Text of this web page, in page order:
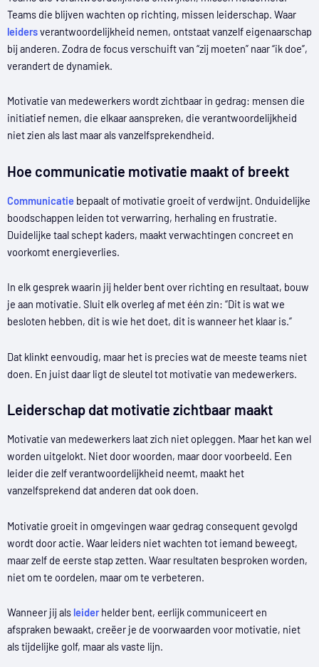
Teams die blijven wachten op richting, missen leiderschap. Waar
leidersverantwoordelijkheid nemen, ontstaat vanzelf eigenaarschap
bij anderen. Zodra de focus verschuift van “zij moeten” naar “ik doe”,
verandert de dynamiek.
Motivatie van medewerkers wordt zichtbaar in gedrag: mensen die
initiatief nemen, die elkaar aanspreken, die verantwoordelijkheid
niet zien als last maar als vanzelfsprekendheid.
Hoe communicatie motivatie maakt of breekt
Communicatie bepaalt of motivatie groeit of verdwijnt. Onduidelijke
boodschappen leiden tot verwarring, herhaling en frustratie.
Duidelijke taal schept kaders, maakt verwachtingen concreet en
voorkomt energieverlies.
In elk gesprek waarin jij helder bent over richting en resultaat, bouw
je aan motivatie. Sluit elk overleg af met één zin: “Dit is wat we
besloten hebben, dit is wie het doet, dit is wanneer het klaar is.”
Dat klinkt eenvoudig, maar het is precies wat de meeste teams niet
doen. En juist daar ligt de sleutel tot motivatie van medewerkers.
Leiderschap dat motivatie zichtbaar maakt
Motivatie van medewerkers laat zich niet opleggen. Maar het kan wel
worden uitgelokt. Niet door woorden, maar door voorbeeld. Een
leider die zelf verantwoordelijkheid neemt, maakt het
vanzelfsprekend dat anderen dat ook doen.
Motivatie groeit in omgevingen waar gedrag consequent gevolgd
wordt door actie. Waar leiders niet wachten tot iemand beweegt,
maar zelf de eerste stap zetten. Waar resultaten besproken worden,
niet om te oordelen, maar om te verbeteren.
Wanneer jij als leiderhelder bent, eerlijk communiceert en
afspraken bewaakt, creëer je de voorwaarden voor motivatie, niet
als tijdelijke golf, maar als vaste lijn.